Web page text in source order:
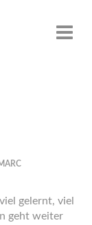
gelernt, viel
geht weiter